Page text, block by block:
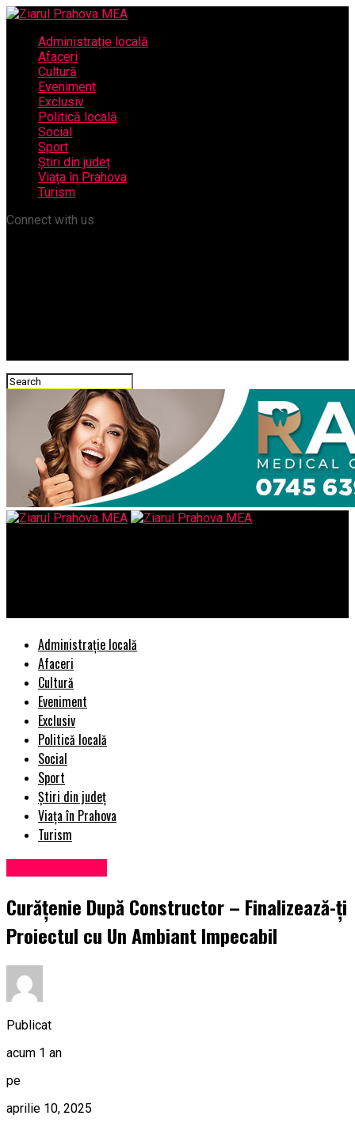
Administrație locală
Afaceri
Cultură
Eveniment
Exclusiv
Politică locală
Social
Sport
Știri din județ
Viața în Prahova
Turism
Connect with us
Administrație locală
Afaceri
Cultură
Eveniment
Exclusiv
Politică locală
Social
Sport
Știri din județ
Viața în Prahova
Turism
Curățenie După Constructor – Finalizează-ți
Proiectul cu Un Ambiant Impecabil
Publicat
acum 1 an
pe
aprilie 10, 2025